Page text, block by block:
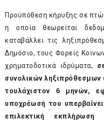
Προϋπόθεση κήρυξης σε
η οποία θεωρείται
καταβάλλει τις
Δημόσιο, τους Φορείς
χρηματοδοτικά ιδρύματα,
συνολικών
τουλάχιστον 6 μηνών,
υποχρέωσή του
επιλεκτική εκπλήρωση